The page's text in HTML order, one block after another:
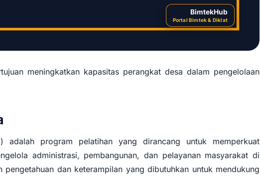
Bimbingan Teknis dan
Pembangunan Desa
BimtekHub
Portal Bimtek & Diklat
meningkatkan kapasitas perangkat desa dalam pengelolaan
adalah program pelatihan yang dirancang untuk memperkuat
administrasi, pembangunan, dan pelayanan masyarakat di
dan keterampilan yang dibutuhkan untuk mendukung